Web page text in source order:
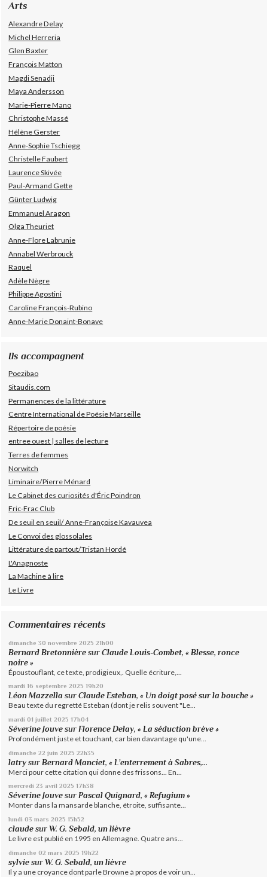
Arts
Alexandre Delay
Michel Herreria
Glen Baxter
François Matton
Magdi Senadji
Maya Andersson
Marie-Pierre Mano
Christophe Massé
Hélène Gerster
Anne-Sophie Tschiegg
Christelle Faubert
Laurence Skivée
Paul-Armand Gette
Günter Ludwig
Emmanuel Aragon
Olga Theuriet
Anne-Flore Labrunie
Annabel Werbrouck
Raquel
Adèle Nègre
Philippe Agostini
Caroline François-Rubino
Anne-Marie Donaint-Bonave
Ils accompagnent
Poezibao
Sitaudis.com
Permanences de la littérature
Centre International de Poésie Marseille
Répertoire de poésie
entree ouest | salles de lecture
Terres de femmes
Norwitch
Liminaire/Pierre Ménard
Le Cabinet des curiosités d'Éric Poindron
Fric-Frac Club
De seuil en seuil/ Anne-Françoise Kavauvea
Le Convoi des glossolales
Littérature de partout/Tristan Hordé
L'Anagnoste
La Machine à lire
Le Livre
Commentaires récents
dimanche 30 novembre 2025 21h00
Bernard Bretonnière surClaude Louis-Combet, « Blesse, ronce
noire »
Époustouflant, ce texte, prodigieux,. Quelle écriture,...
mardi 16 septembre 2025 19h20
Léon Mazzella surClaude Esteban, « Un doigt posé sur la bouche »
Beau texte du regretté Esteban (dont je relis souvent "Le...
mardi 01 juillet 2025 17h04
Séverine Jouve surFlorence Delay, « La séduction brève »
Profondément juste et touchant, car bien davantage qu'une...
dimanche 22 juin 2025 22h35
latry surBernard Manciet, « L’enterrement à Sabres,...
Merci pour cette citation qui donne des frissons... En...
mercredi 23 avril 2025 17h38
Séverine Jouve surPascal Quignard, « Refugium »
Monter dans la mansarde blanche, étroite, suffisante...
lundi 03 mars 2025 15h52
claude surW. G. Sebald, un lièvre
Le livre est publié en 1995 en Allemagne. Quatre ans...
dimanche 02 mars 2025 19h22
sylvie surW. G. Sebald, un lièvre
Il y a une croyance dont parle Browne à propos de voir un...